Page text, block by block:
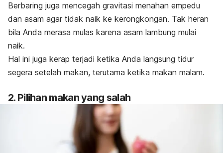
Berbaring juga mencegah gravitasi menahan empedu
dan asam agar tidak naik ke kerongkongan. Tak heran
bila Anda merasa mulas karena asam lambung mulai
naik.
Hal ini juga kerap terjadi ketika Anda langsung tidur
segera setelah makan, terutama ketika makan malam.
2. Pilihan makan yang salah